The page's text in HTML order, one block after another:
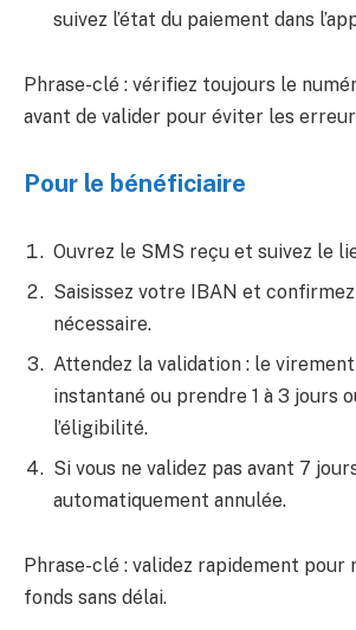
suivez l’état du paiement dans
Phrase-clé : vérifiez toujours le
avant de valider pour éviter les
Pour le bénéficiaire
Ouvrez le SMS reçu et suivez le
Saisissez votre IBAN et
nécessaire.
Attendez la validation : le
instantané ou prendre 1 à 3 jours
l’éligibilité.
Si vous ne validez pas avant 7
automatiquement annulée.
Phrase-clé : validez rapidement pour
fonds sans délai.